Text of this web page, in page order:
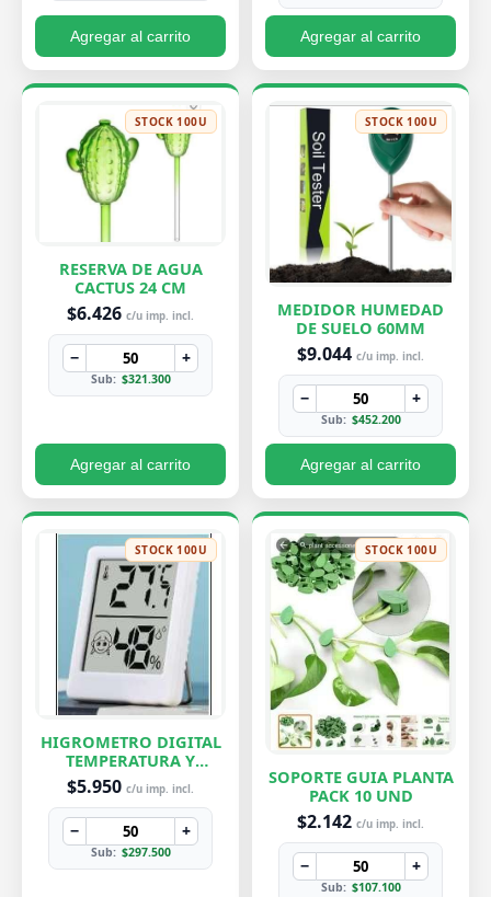
Agregar al carrito Agregar al carrito
STOCK 100U
RESERVA DE AGUA
CACTUS 24 CM
$6.426 c/u imp. incl.
− +
Sub: $321.300
Agregar al carrito
STOCK 100U
MEDIDOR HUMEDAD
DE SUELO 60MM
$9.044 c/u imp. incl.
− +
Sub: $452.200
Agregar al carrito
STOCK 100U
HIGROMETRO DIGITAL
TEMPERATURA Y
HUMEDAD
$5.950 c/u imp. incl.
− +
Sub: $297.500
STOCK 100U
SOPORTE GUIA PLANTA
PACK 10 UND
$2.142 c/u imp. incl.
− +
Sub: $107.100